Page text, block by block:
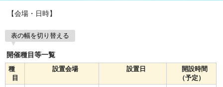
【会場・日時】
表の幅を切り替える
開催種目等一覧
種
目
設置会場 設置日
開設時間
（予定）